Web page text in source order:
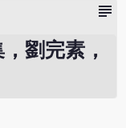
subject
劉完素，